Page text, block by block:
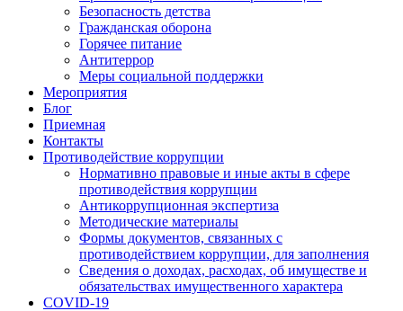
Безопасность детства
Гражданская оборона
Горячее питание
Антитеррор
Меры социальной поддержки
Мероприятия
Блог
Приемная
Контакты
Противодействие коррупции
Нормативно правовые и иные акты в сфере
противодействия коррупции
Антикоррупционная экспертиза
Методические материалы
Формы документов, связанных с
противодействием коррупции, для заполнения
Сведения о доходах, расходах, об имуществе и
обязательствах имущественного характера
COVID-19